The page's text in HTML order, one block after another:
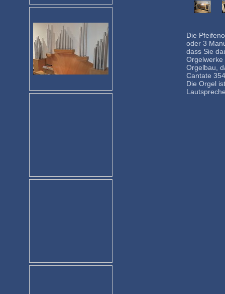
Die
oder 3
dass Sie
Orgelbau,
Cantate
Die Orgel